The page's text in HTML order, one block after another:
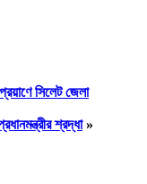
সিলেট জেলা
শ্রদ্ধা»